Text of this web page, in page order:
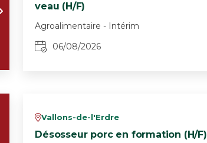
veau (H/F)
Agroalimentaire - Intérim
06/08/2026
vVallons-de-l'Erdre
Désosseur porc en formation (H/F)